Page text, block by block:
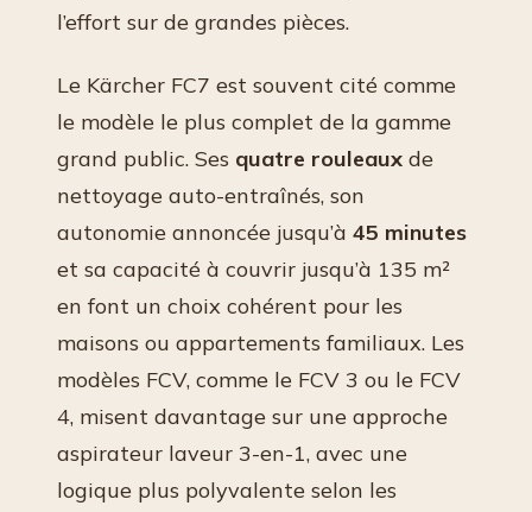
l’effort sur de grandes pièces.
Le Kärcher FC7 est souvent cité comme
le modèle le plus complet de la gamme
grand public. Ses quatre rouleaux de
nettoyage auto-entraînés, son
autonomie annoncée jusqu’à 45 minutes
et sa capacité à couvrir jusqu’à 135 m²
en font un choix cohérent pour les
maisons ou appartements familiaux. Les
modèles FCV, comme le FCV 3 ou le FCV
4, misent davantage sur une approche
aspirateur laveur 3-en-1, avec une
logique plus polyvalente selon les